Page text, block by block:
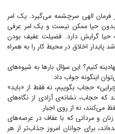
الهی سرچشمه می‌گیرد. یک امر
حیا ممکن نیست و یک امر عرفی
گرایش دارد. فضیلت عفیف بودن
پایدار اخلاق در محیط کار را به همراه
کنیم؟ این سؤال بار‌ها به شیوه‌های
اینگونه جواب داد:
حجاب بگوییم، نه فقط از «باید»
که حجاب، نشانه‌ی آزادی از نگاه‌های
می‌کنند، نه از روی اجبار.
و مردانی که با عفاف در عرصه‌های
برای جوانان امروز جذاب‌تر از هر